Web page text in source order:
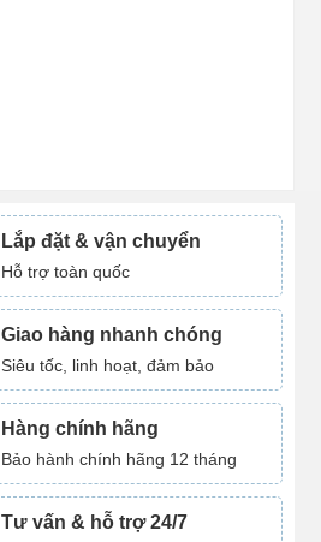
Lắp đặt & vận chuyển
Hỗ trợ toàn quốc
Giao hàng nhanh chóng
Siêu tốc, linh hoạt, đảm bảo
Hàng chính hãng
Bảo hành chính hãng 12 tháng
Tư vấn & hỗ trợ 24/7